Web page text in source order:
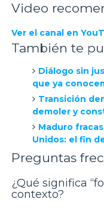
Video
Ver el canal en
También te
Diálogo sin
que ya
Transición
demoler y
Maduro
Unidos: el fin
Preguntas
¿Qué significa
contexto?